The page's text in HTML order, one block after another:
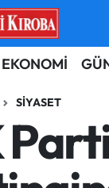
EKONOMİ
SIYASET
Haritası